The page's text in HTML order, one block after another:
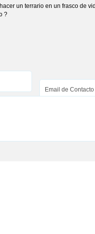
un terrario en un frasco de
?